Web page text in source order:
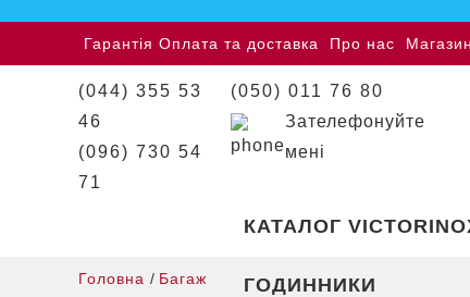
Гарантія Оплата та доставка Про нас
(044) 355 53
46
(096) 730 54
71
(050) 011 76 80
Зателефонуйте
мені
КАТАЛОГ
ГОДИННИКИ
Головна / Багаж